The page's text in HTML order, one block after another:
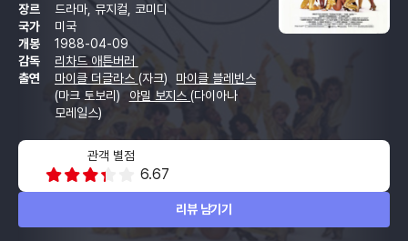
장르
드라마, 뮤지컬, 코미디
국가
미국
개봉
1988-04-09
감독
리차드 애튼버러
출연
마이클 더글라스 (자크)
마이클 블레빈스
(마크 토보리)
야밀 보지스(다이아나
모레일스)
관객 별점
6.67
리뷰 남기기